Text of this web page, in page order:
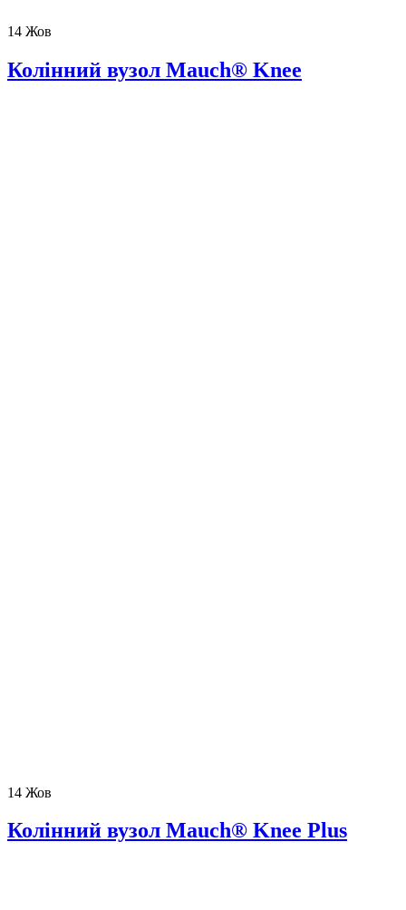
14 Жов
Колінний вузол Mauch® Knee
14 Жов
Колінний вузол Mauch® Knee Plus